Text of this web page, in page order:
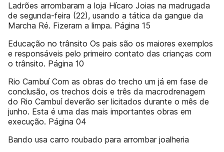
Ladrões arrombaram a loja Hícaro Joias na madrugada
de segunda-feira (22), usando a tática da gangue da
Marcha Ré. Fizeram a limpa. Página 15
Educação no trânsito Os pais são os maiores exemplos
e responsáveis pelo primeiro contato das crianças com
o trânsito. Página 10
Rio Cambuí Com as obras do trecho um já em fase de
conclusão, os trechos dois e três da macrodrenagem
do Rio Cambuí deverão ser licitados durante o mês de
junho. Esta é uma das mais importantes obras em
execução. Página 04
Bando usa carro roubado para arrombar joalheria